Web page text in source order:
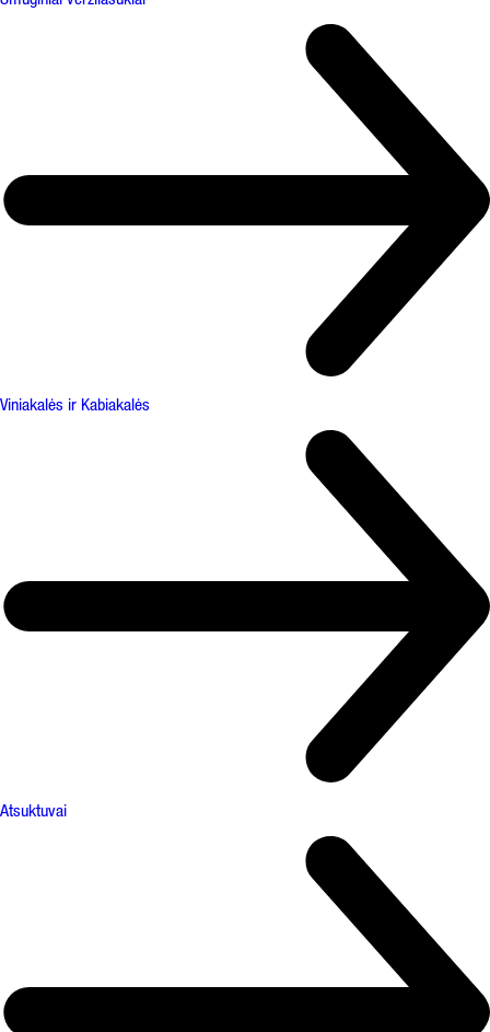
Viniakalės ir Kabiakalės
Atsuktuvai